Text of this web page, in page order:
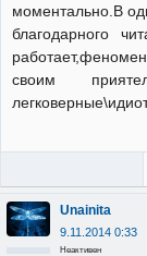
моментально.В
благодарного
своим
Unainita
9.11.2014 0:33
Неактивен